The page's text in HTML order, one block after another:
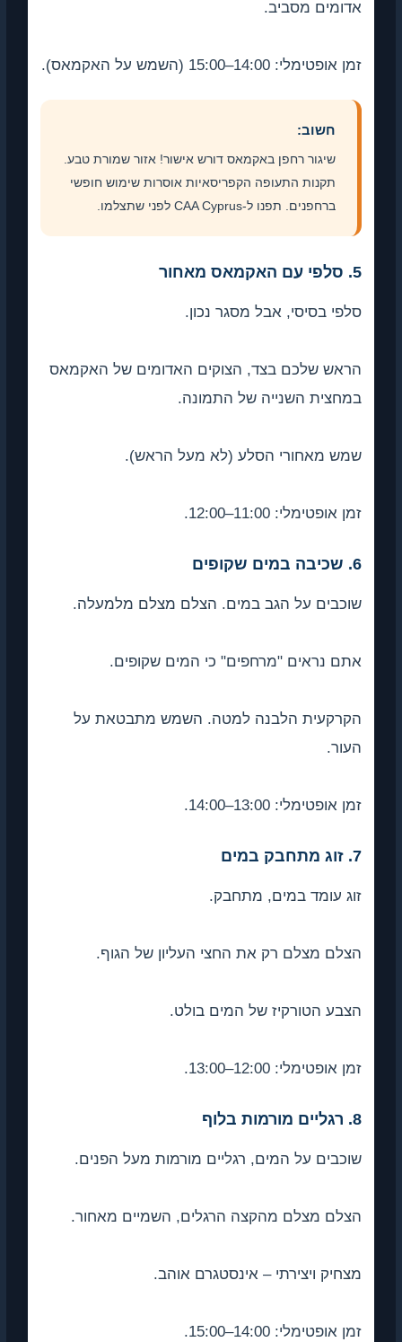
אדומים מסביב.
זמן אופטימלי: 14:00–15:00 (השמש על האקמאס).
חשוב:
שיגור רחפן באקמאס דורש אישור! אזור שמורת טבע.
תקנות התעופה הקפריסאיות אוסרות שימוש חופשי
ברחפנים. תפנו ל-CAA Cyprus לפני שתצלמו.
סלפי בסיסי, אבל מסגר נכון.
הראש שלכם בצד, הצוקים האדומים של האקמאס
במחצית השנייה של התמונה.
שמש מאחורי הסלע (לא מעל הראש).
זמן אופטימלי: 11:00–12:00.
שוכבים על הגב במים. הצלם מצלם מלמעלה.
אתם נראים "מרחפים" כי המים שקופים.
הקרקעית הלבנה למטה. השמש מתבטאת על
זמן אופטימלי: 13:00–14:00.
זוג עומד במים, מתחבק.
הצלם מצלם רק את החצי העליון של הגוף.
הצבע הטורקיז של המים בולט.
זמן אופטימלי: 12:00–13:00.
שוכבים על המים, רגליים מורמות מעל הפנים.
הצלם מצלם מהקצה הרגלים, השמיים מאחור.
מצחיק ויצירתי – אינסטגרם אוהב.
זמן אופטימלי: 14:00–15:00.